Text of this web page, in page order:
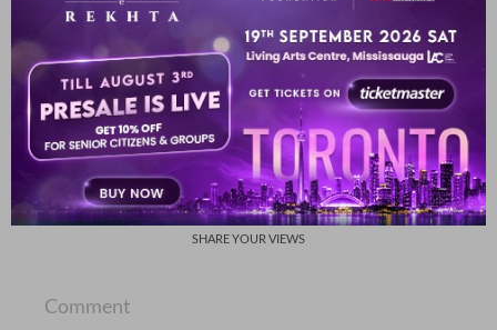
जिस से मरता हूँ उसी ज़हर से अच्छा हो जाऊँ
अहमद कमाल परवाज़ी
SHOW MORE SUGGESTIONS
COMMENT
SHARE YOUR VIEWS
Comment